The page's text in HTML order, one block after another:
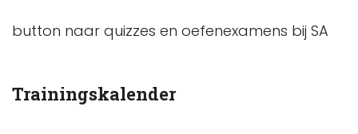
button naar quizzes en oefenexamens bij SA
Trainingskalender